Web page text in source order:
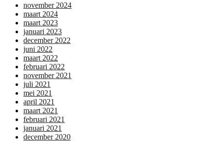
november 2024
maart 2024
maart 2023
januari 2023
december 2022
juni 2022
maart 2022
februari 2022
november 2021
juli 2021
mei 2021
april 2021
maart 2021
februari 2021
januari 2021
december 2020